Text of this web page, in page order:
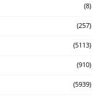
(8)
(257)
(5113)
(910)
(5939)